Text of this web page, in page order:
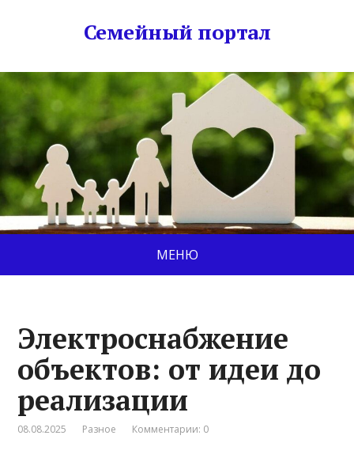
Семейный портал
МЕНЮ
Электроснабжение
объектов: от идеи до
реализации
08.08.2025 Разное Комментарии: 0